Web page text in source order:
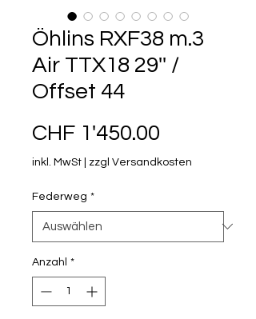
Öhlins RXF38 m.3
Air TTX18 29'' /
Offset 44
CHF 1'450.00
inkl. MwSt zzgl Versandkosten
Federweg *
Anzahl *